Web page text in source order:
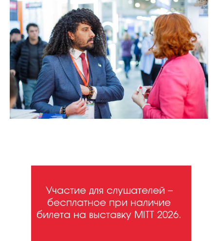
Участие для слушателей –
бесплатное при наличие
билета на выставку MITT 2026.